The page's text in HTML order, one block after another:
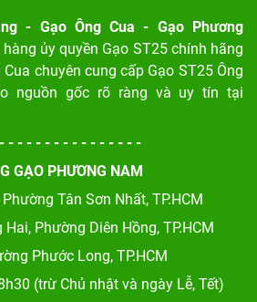
- Gạo Ông Cua - Gạo Phương
ủy quyền Gạo ST25 chính hãng
chuyên cung cấp Gạo ST25 Ông
nguồn gốc rõ ràng và uy tín tại
- - - - - - - - - - - - - - -
GẠO PHƯƠNG NAM
Phường Tân Sơn Nhất, TP.HCM
Phường Diên Hồng, TP.HCM
Phước Long, TP.HCM
(trừ Chủ nhật và ngày Lễ, Tết)